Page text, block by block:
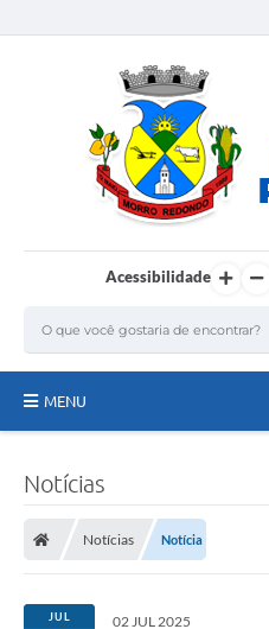
Acessibilidade
MENU
Secretarias
Notícias
Notícias Notícia
JUL 02 JUL 2025